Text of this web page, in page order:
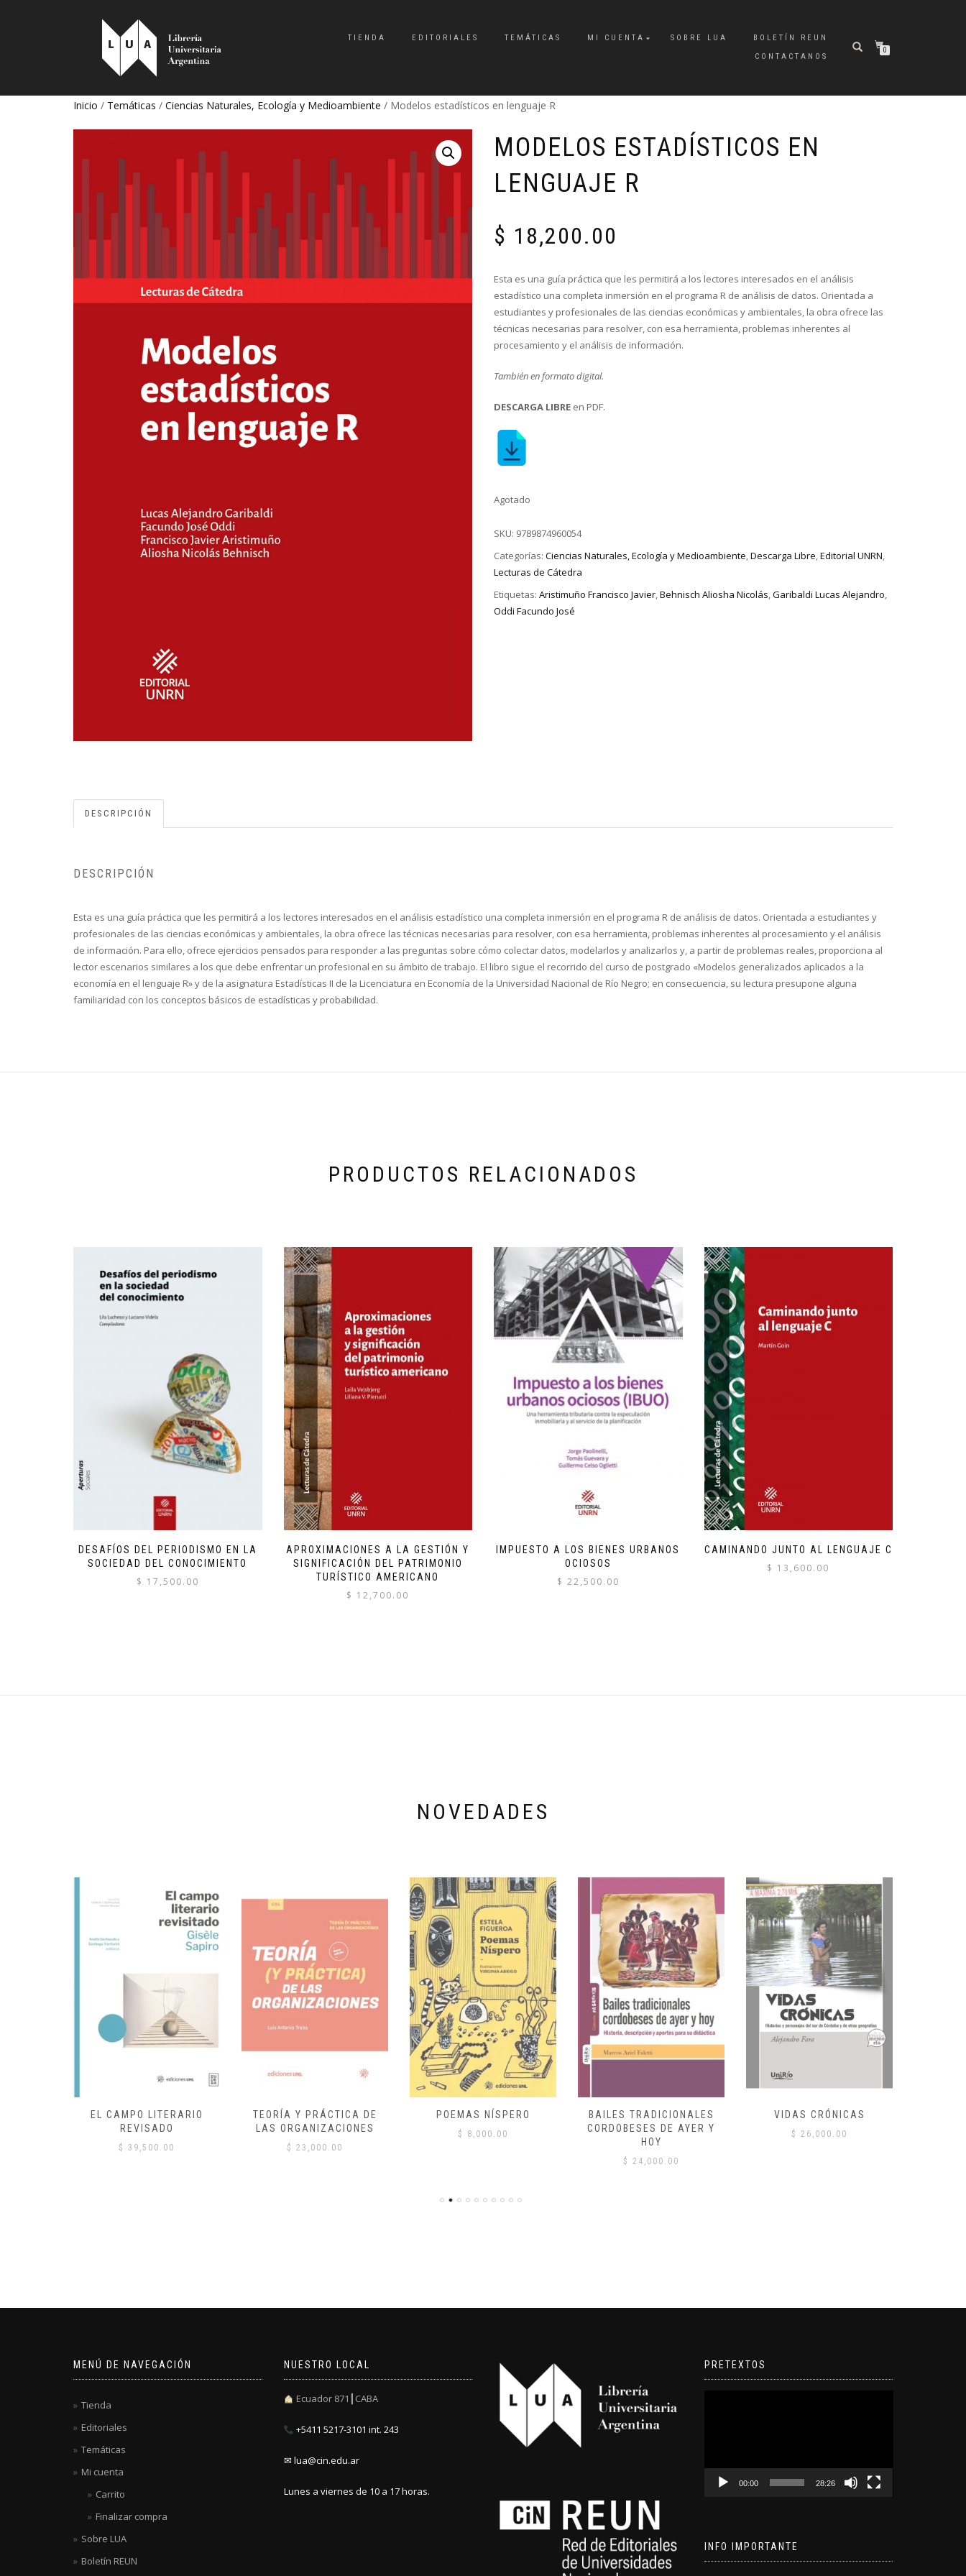
TIENDA EDITORIALES TEMÁTICAS MI CUENTA SOBRE LUA
BOLETÍN REUN
CONTACTANOS
0
Inicio / Temáticas / Ciencias Naturales, Ecología y Medioambiente / Modelos estadísticos en lenguaje R
MODELOS ESTADÍSTICOS EN
LENGUAJE R
$ 18,200.00
Esta es una guía práctica que les permitirá a los lectores interesados en el análisis
estadístico una completa inmersión en el programa R de análisis de datos. Orientada a
estudiantes y profesionales de las ciencias económicas y ambientales, la obra ofrece las
técnicas necesarias para resolver, con esa herramienta, problemas inherentes al
procesamiento y el análisis de información.
También en formato digital.
DESCARGA LIBRE en PDF.
Agotado
SKU: 9789874960054
Categorías: Ciencias Naturales, Ecología y Medioambiente,Descarga Libre,Editorial UNRN,
Lecturas de Cátedra
Etiquetas: Aristimuño Francisco Javier,Behnisch Aliosha Nicolás,Garibaldi Lucas Alejandro,
Oddi Facundo José
DESCRIPCIÓN
DESCRIPCIÓN
Esta es una guía práctica que les permitirá a los lectores interesados en el análisis estadístico una completa inmersión en el programa R de análisis de datos. Orientada a estudiantes y
profesionales de las ciencias económicas y ambientales, la obra ofrece las técnicas necesarias para resolver, con esa herramienta, problemas inherentes al procesamiento y el análisis
de información. Para ello, ofrece ejercicios pensados para responder a las preguntas sobre cómo colectar datos, modelarlos y analizarlos y, a partir de problemas reales, proporciona al
lector escenarios similares a los que debe enfrentar un profesional en su ámbito de trabajo. El libro sigue el recorrido del curso de postgrado «Modelos generalizados aplicados a la
economía en el lenguaje R» y de la asignatura Estadísticas II de la Licenciatura en Economía de la Universidad Nacional de Río Negro; en consecuencia, su lectura presupone alguna
familiaridad con los conceptos básicos de estadísticas y probabilidad.
PRODUCTOS RELACIONADOS
DESAFÍOS DEL PERIODISMO EN LA
SOCIEDAD DEL CONOCIMIENTO
$ 17,500.00
APROXIMACIONES A LA GESTIÓN Y
SIGNIFICACIÓN DEL PATRIMONIO
TURÍSTICO AMERICANO
$ 12,700.00
IMPUESTO A LOS BIENES URBANOS
OCIOSOS
$ 22,500.00
CAMINANDO JUNTO AL LENGUAJE C
$ 13,600.00
NOVEDADES
EL CAMPO LITERARIO
REVISADO
$ 39,500.00
TEORÍA Y PRÁCTICA DE
LAS ORGANIZACIONES
$ 23,000.00
POEMAS NÍSPERO
$ 8,000.00
BAILES TRADICIONALES
CORDOBESES DE AYER Y
HOY
$ 24,000.00
VIDAS CRÓNICAS
$ 26,000.00
MENÚ DE NAVEGACIÓN
Tienda
Editoriales
Temáticas
Mi cuenta
Carrito
Finalizar compra
Sobre LUA
Boletín REUN
NUESTRO LOCAL
Ecuador 871┃CABA
+5411 5217-3101 int. 243
✉ lua@cin.edu.ar
Lunes a viernes de 10 a 17 horas.
PRETEXTOS
00:00 28:26
INFO IMPORTANTE